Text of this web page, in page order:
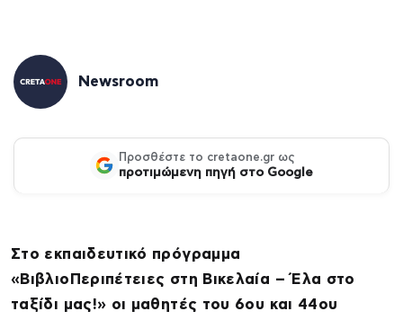
Newsroom
Προσθέστε το cretaone.gr ως
προτιμώμενη πηγή στο Google
Στο εκπαιδευτικό πρόγραμμα
«ΒιβλιοΠεριπέτειες στη Βικελαία – Έλα στο
ταξίδι μας!» οι μαθητές του 6ου και 44ου